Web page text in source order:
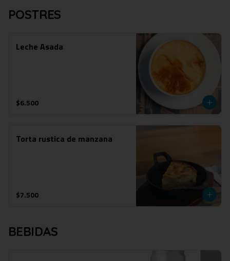
POSTRES
Leche Asada
$6.500
Torta rustica de manzana
$7.500
BEBIDAS